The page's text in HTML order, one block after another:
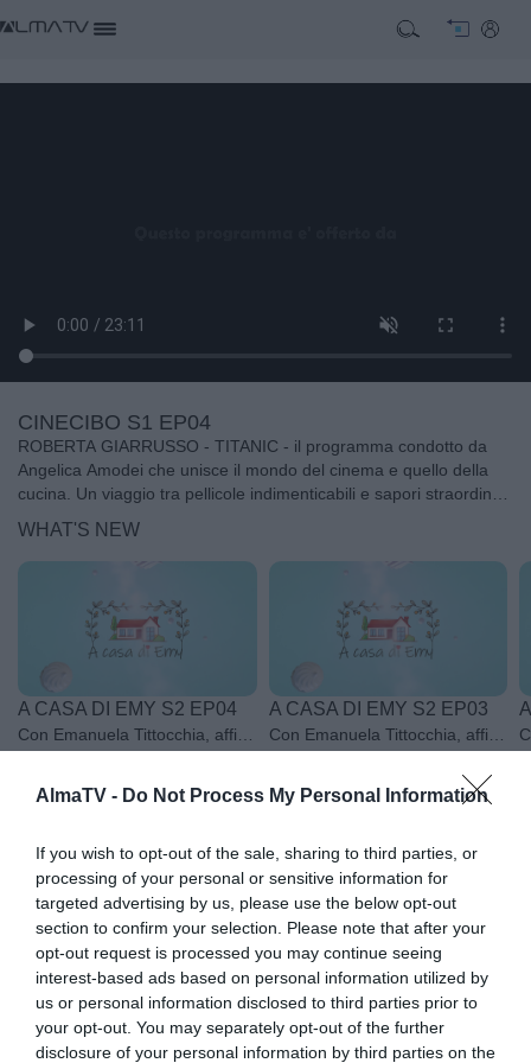
AlmaTV - Do Not Process My Personal Information
If you wish to opt-out of the sale, sharing to third parties, or
processing of your personal or sensitive information for
targeted advertising by us, please use the below opt-out
section to confirm your selection. Please note that after your
opt-out request is processed you may continue seeing
interest-based ads based on personal information utilized by
us or personal information disclosed to third parties prior to
your opt-out. You may separately opt-out of the further
disclosure of your personal information by third parties on the
CINECIBO S1 EP04
ROBERTA GIARRUSSO - TITANIC - il programma condotto da
Angelica Amodei che unisce il mondo del cinema e quello della
cucina. Un viaggio tra pellicole indimenticabili e sapori straordinari
in cui il gusto incontra la settima arte.
WHAT'S NEW
A CASA DI EMY S2 EP04 A CASA DI EMY S2 EP03
More
AGGIUNGI UN POSTO A TAVOLA S1 EP08
AGGIUNGI UN POSTO A TAVOLA condotto dal MAGO HELDIN, dedicato all'arte culinaria italiana e che mette in risalto un piatto diverso tipico di ogni regione ad ogni puntata. Un programma di Egidio Russo e Giovanni Sciscione, scritto con Gian Mattia Bruno, musiche di Alex Zuccaro e coreografie di Marcopaolo Tucci.
ANDATA E RITORNO S1 EP062